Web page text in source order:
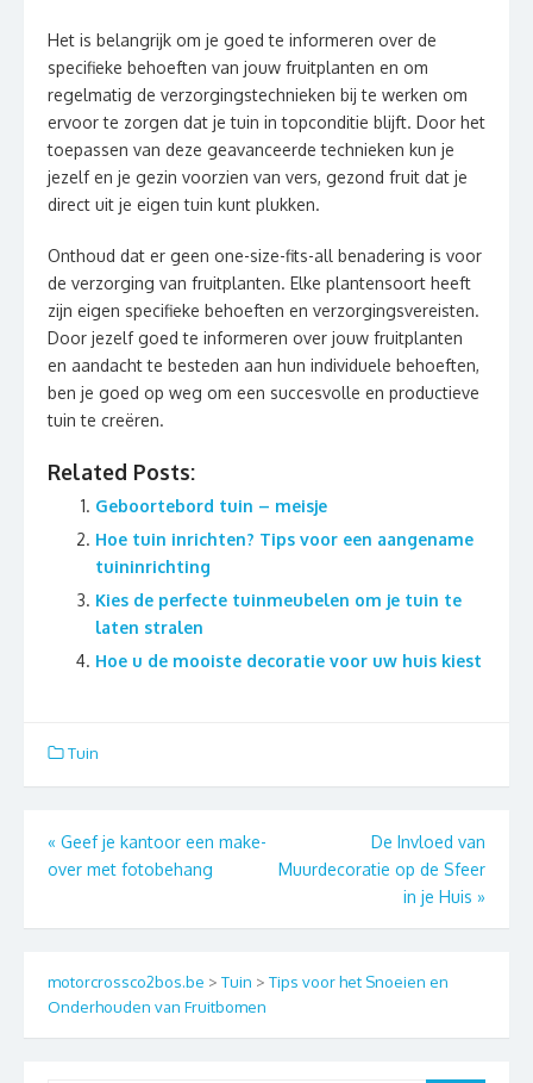
Het is belangrijk om je goed te informeren over de
specifieke behoeften van jouw fruitplanten en om
regelmatig de verzorgingstechnieken bij te werken om
ervoor te zorgen dat je tuin in topconditie blijft. Door het
toepassen van deze geavanceerde technieken kun je
jezelf en je gezin voorzien van vers, gezond fruit dat je
direct uit je eigen tuin kunt plukken.
Onthoud dat er geen one-size-fits-all benadering is voor
de verzorging van fruitplanten. Elke plantensoort heeft
zijn eigen specifieke behoeften en verzorgingsvereisten.
Door jezelf goed te informeren over jouw fruitplanten
en aandacht te besteden aan hun individuele behoeften,
ben je goed op weg om een succesvolle en productieve
tuin te creëren.
Related Posts:
Geboortebord tuin – meisje
Hoe tuin inrichten? Tips voor een aangename
tuininrichting
Kies de perfecte tuinmeubelen om je tuin te
laten stralen
Hoe u de mooiste decoratie voor uw huis kiest
Tuin
Berichtnavigatie
« Geef je kantoor een make-
over met fotobehang
De Invloed van
Muurdecoratie op de Sfeer
in je Huis »
motorcrossco2bos.be > Tuin > Tips voor het Snoeien en
Onderhouden van Fruitbomen